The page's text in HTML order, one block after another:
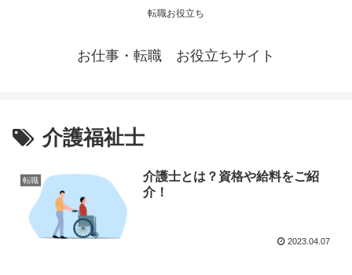
転職お役立ち
お仕事・転職 お役立ちサイト
介護福祉士
転職
介護士とは？資格や給料をご紹
介！
2023.04.07